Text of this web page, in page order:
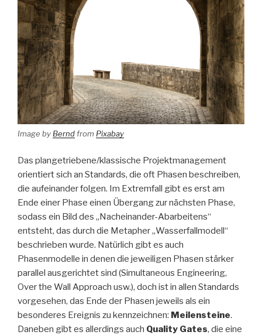
Image by Berndfrom Pixabay
Das plangetriebene/klassische Projektmanagement
orientiert sich an Standards, die oft Phasen beschreiben,
die aufeinander folgen. Im Extremfall gibt es erst am
Ende einer Phase einen Übergang zur nächsten Phase,
sodass ein Bild des „Nacheinander-Abarbeitens“
entsteht, das durch die Metapher „Wasserfallmodell“
beschrieben wurde. Natürlich gibt es auch
Phasenmodelle in denen die jeweiligen Phasen stärker
parallel ausgerichtet sind (Simultaneous Engineering,
Over the Wall Approach usw.), doch ist in allen Standards
vorgesehen, das Ende der Phasen jeweils als ein
besonderes Ereignis zu kennzeichnen: Meilensteine.
Daneben gibt es allerdings auch Quality Gates, die eine